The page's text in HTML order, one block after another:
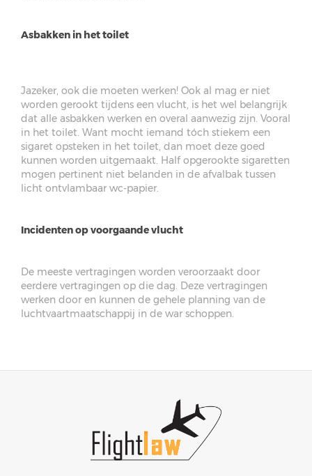
Asbakken in het toilet
Jazeker, ook die moeten werken! Ook al mag er niet
worden gerookt tijdens een vlucht, is het wel belangrijk
dat alle asbakken werken en overal aanwezig zijn. Vooral
in het toilet. Want mocht iemand tóch stiekem een
sigaret opsteken in het toilet, dan moet deze goed
kunnen worden uitgemaakt. Half opgerookte sigaretten
mogen pertinent niet belanden in de afvalbak tussen
licht ontvlambaar wc-papier.
Incidenten op voorgaande vlucht
De meeste vertragingen worden veroorzaakt door
eerdere vertragingen op die dag. Deze vertragingen
werken door en kunnen de gehele planning van de
luchtvaartmaatschappij in de war schoppen.